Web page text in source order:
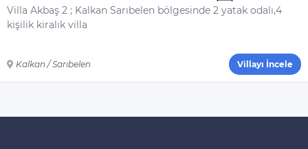
Villa Akbaş 2 ; Kalkan Sarıbelen bölgesinde 2 yatak odalı,4
kişilik kiralık villa
Kalkan / Sarıbelen Villayı İncele